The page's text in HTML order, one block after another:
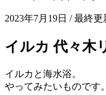
2023年7月19日 / 最終更
イルカ 代々木
イルカと海水浴。
やってみたいものです。